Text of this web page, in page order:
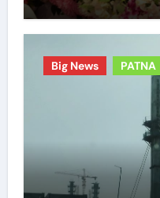
Big News PATNA